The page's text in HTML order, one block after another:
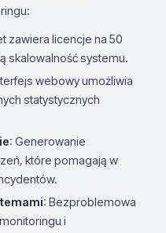
zawiera licencje na 50
skalowalność systemu.
webowy umożliwia
statystycznych
: Generowanie
które pomagają w
: Bezproblemowa
i